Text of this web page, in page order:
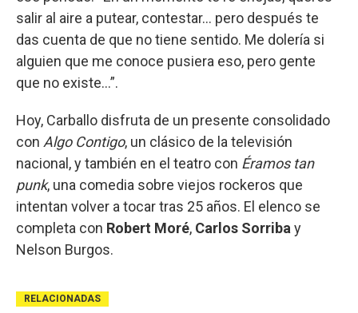
salir al aire a putear, contestar... pero después te
das cuenta de que no tiene sentido. Me dolería si
alguien que me conoce pusiera eso, pero gente
que no existe…”.
Hoy, Carballo disfruta de un presente consolidado
con Algo Contigo, un clásico de la televisión
nacional, y también en el teatro con Éramos tan
punk, una comedia sobre viejos rockeros que
intentan volver a tocar tras 25 años. El elenco se
completa con Robert Moré, Carlos Sorriba y
Nelson Burgos.
RELACIONADAS